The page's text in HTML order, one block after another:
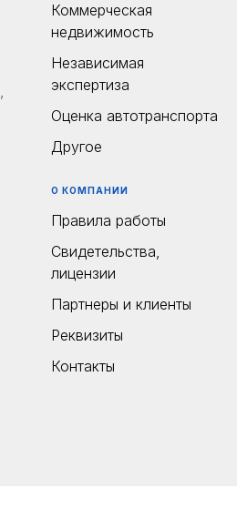
Коммерческая
недвижимость
Независимая
экспертиза
Оценка автотранспорта
Другое
О КОМПАНИИ
Правила работы
Свидетельства,
лицензии
Партнеры и клиенты
Реквизиты
Контакты